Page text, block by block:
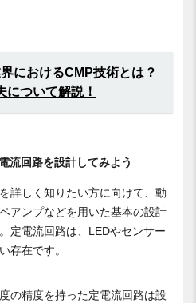
におけるCMP技術とは？
について解説！
流回路を設計してみよう
詳しく知りたい方に向けて、動
アンプなどを用いた基本の設計
定電流回路は、LEDやセンサー
存在です。
の精度を持った定電流回路は設